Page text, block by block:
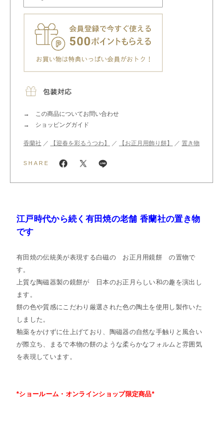
この商品についてお問い合わせ
ショッピングガイド
香蘭社 ／ 【迎春を彩るうつわ】 ／ 【お正月用飾り餅】 ／ 置き物
SHARE
江戸時代から続く有田焼の老舗 香蘭社の置き物
です
有田焼の伝統美が表現する白磁の お正月用鏡餅 の置物で
す。
上質な陶磁器製の鏡餅が 日本のお正月らしい和の趣を演出し
ます。
餅の色や質感にこだわり厳選された色の陶土を使用し製作いた
しました。
釉薬をかけずに仕上げており、陶磁器の自然な手触りと風合い
が際立ち、まるで本物の餅のような柔らかなフォルムと雰囲気
を表現しています。
*ショールーム・オンラインショップ限定商品*